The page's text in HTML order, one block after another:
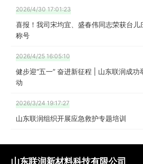
2026/4/30 17:01:23
喜报！我司宋均宜、盛春伟同志荣获台儿
称号
2026/4/25 16:05:10
健步迎“五一” 奋进新征程 | 山东联润成功举办十公里健步走活
动
2026/3/24 19:17:27
山东联润组织开展应急救护专题培训
山东联润新材料科技有限公司